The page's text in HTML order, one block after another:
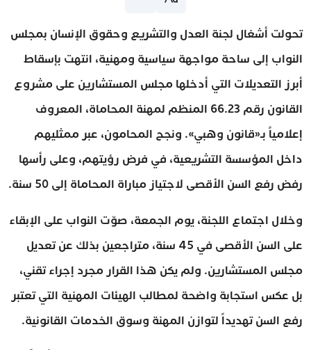
تحولت أشغال لجنة العدل والتشريع وحقوق الإنسان بمجلس
النواب إلى ساحة مواجهة سياسية ومهنية، انتهت بإسقاط
أبرز التعديلات التي أدخلها مجلس المستشارين على مشروع
القانون رقم 66.23 المنظم لمهنة المحاماة، المعروف
إعلامياً بـ«قانون وهبي». ونجح المحامون، عبر ممثليهم
داخل المؤسسة التشريعية، في فرض رؤيتهم، وعلى رأسها
رفض رفع السن الأقصى لاجتياز مباراة المحاماة إلى 50 سنة.
وخلال اجتماع اللجنة، يوم الجمعة، صوّت النواب على الإبقاء
على السن الأقصى في 45 سنة، متراجعين بذلك عن تعديل
مجلس المستشارين. ولم يكن هذا القرار مجرد إجراء تقني،
بل عكس استجابة واضحة لمطالب الهيئات المهنية التي تعتبر
رفع السن تهديداً لتوازن المهنة وسوق الخدمات القانونية.